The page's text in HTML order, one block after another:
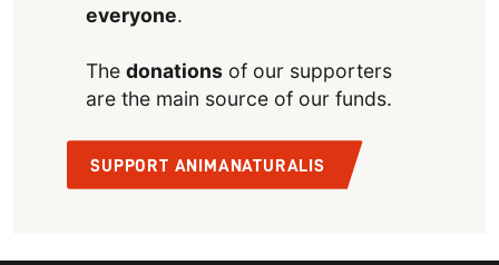
everyone.
The donationsof our supporters
are the main source of our funds.
SUPPORT ANIMANATURALIS